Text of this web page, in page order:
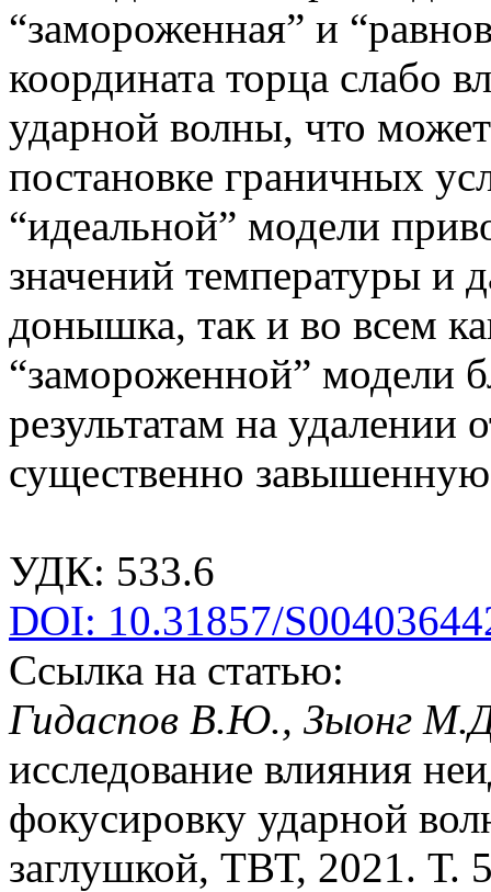
“замороженная” и
координата торца слабо
ударной волны, что
постановке граничных
“идеальной” модели
значений температуры и
донышка, так и во всем
“замороженной” модели
результатам на
существенно завышенную
УДК: 533.6
DOI: 10.31857/
Ссылка на статью:
Гидаспов В.Ю., Зыонг
исследование влияния
фокусировку ударной
заглушкой, ТВТ, 2021. Т.